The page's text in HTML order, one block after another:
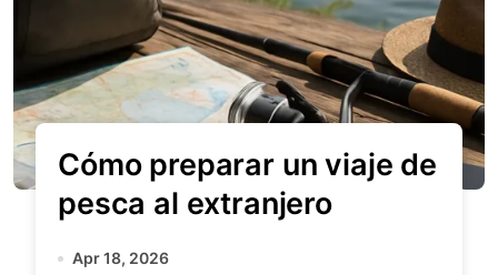
Cómo preparar un viaje de
pesca al extranjero
Apr 18, 2026